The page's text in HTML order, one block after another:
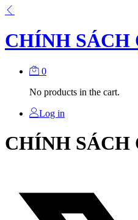
CHÍNH
0
No products in the cart.
Log in
CHÍNH